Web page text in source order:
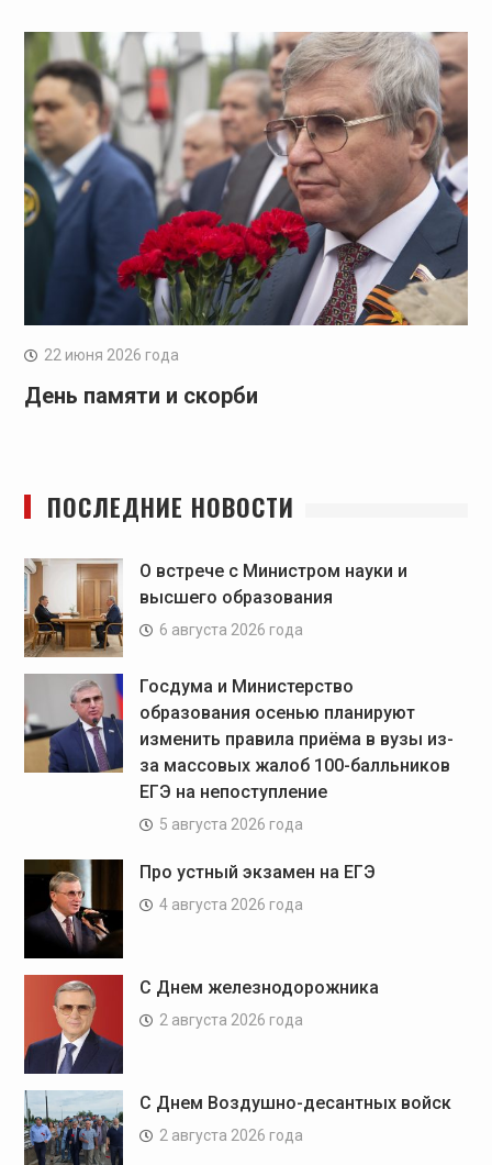
22 июня 2026 года
День памяти и скорби
ПОСЛЕДНИЕ НОВОСТИ
О встрече с Министром науки и
высшего образования
6 августа 2026 года
Госдума и Министерство
образования осенью планируют
изменить правила приёма в вузы из-
за массовых жалоб 100-балльников
ЕГЭ на непоступление
5 августа 2026 года
Про устный экзамен на ЕГЭ
4 августа 2026 года
С Днем железнодорожника
2 августа 2026 года
С Днем Воздушно-десантных войск
2 августа 2026 года